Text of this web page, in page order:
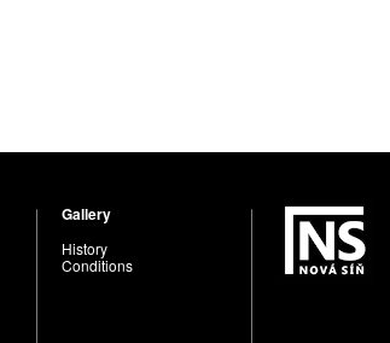
Gallery
History
Conditions